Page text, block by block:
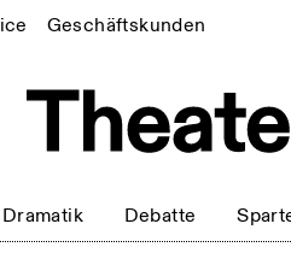
Geschäftskunden
Dramatik Debatte